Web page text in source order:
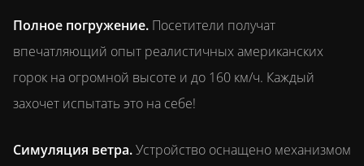
Полное погружение. Посетители получат
впечатляющий опыт реалистичных американских
горок на огромной высоте и до 160 км/ч. Каждый
захочет испытать это на себе!
Симуляция ветра.Устройство оснащено механизмом